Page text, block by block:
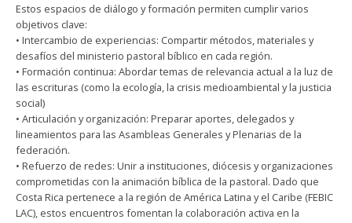
Estos espacios de diálogo y formación permiten cumplir varios
objetivos clave:
• Intercambio de experiencias: Compartir métodos, materiales y
desafíos del ministerio pastoral bíblico en cada región.
• Formación continua: Abordar temas de relevancia actual a la luz de
las escrituras (como la ecología, la crisis medioambiental y la justicia
social)
• Articulación y organización: Preparar aportes, delegados y
lineamientos para las Asambleas Generales y Plenarias de la
federación.
• Refuerzo de redes: Unir a instituciones, diócesis y organizaciones
comprometidas con la animación bíblica de la pastoral. Dado que
Costa Rica pertenece a la región de América Latina y el Caribe (FEBIC
LAC), estos encuentros fomentan la colaboración activa en la